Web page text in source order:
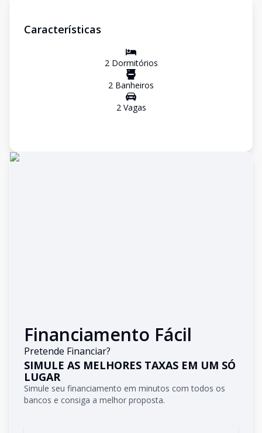
Características
2Dormitórios
2 Banheiros
2Vagas
Financiamento Fácil
Pretende Financiar?
SIMULE AS MELHORES TAXAS EM UM SÓ
LUGAR
Simule seu financiamento em minutos com todos os
bancos e consiga a melhor proposta.